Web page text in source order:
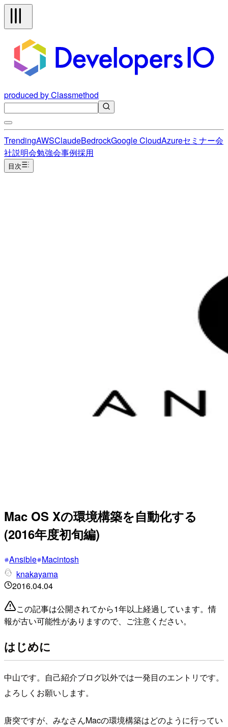
produced by Classmethod
TrendingAWSClaudeBedrockGoogle CloudAzureセミナー会
社説明会勉強会事例採用
目次
Mac OS Xの環境構築を自動化する
(2016年度初旬編)
Ansible Macintosh
knakayama
2016.04.04
この記事は公開されてから1年以上経過しています。情
報が古い可能性がありますので、ご注意ください。
はじめに
中山です。自己紹介ブログ以外では一発目のエントリです。
よろしくお願いします。
唐突ですが、みなさんMacの環境構築はどのように行ってい